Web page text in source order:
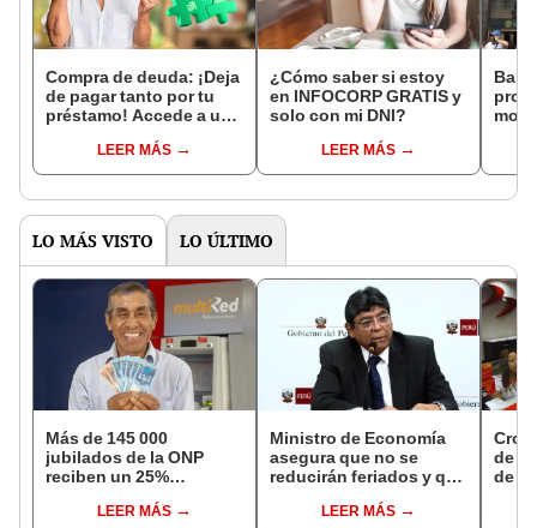
Compra de deuda: ¡Deja
de pagar tanto por tu
préstamo! Accede a una
más favorables
LEER MÁS
¿Cómo saber si estoy
en INFOCORP GRATIS y
solo con mi DNI?
LEER MÁS
LO MÁS VISTO LO ÚLTIMO
Más de 145 000
jubilados de la ONP
reciben un 25%
en agostoLEER MÁS
Ministro de Economía
asegura que no se
reducirán feriados y que
aumentará en dos
LEER MÁS
de
de